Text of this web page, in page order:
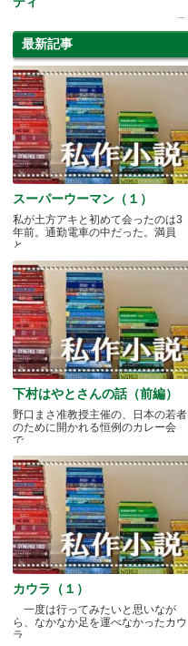
レースコースでのファッションも見
逃せない！
最新記事
スーパーウーマン（１）
私が土方アキと初めて会ったのは3
年前。通勤電車の中だった。満員
と.....
下村はやとさんの話（前編）
野口まさ准教授主催の、日本の若者
のために開かれる恒例のカレー会
で.....
カウラ（１）
一度は行ってみたいと思いなが
ら、なかなか足を運べなかったカウ
ラ.....